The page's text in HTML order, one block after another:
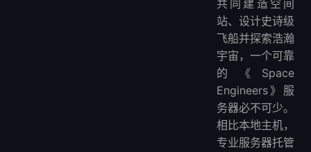
🔍 总结建议
❓ 常见问题
共同建造空间
站、设计史诗级
飞船并探索浩瀚
宇宙，一个可靠
的《Space
Engineers》服
务器必不可少。
相比本地主机，
专业服务器托管